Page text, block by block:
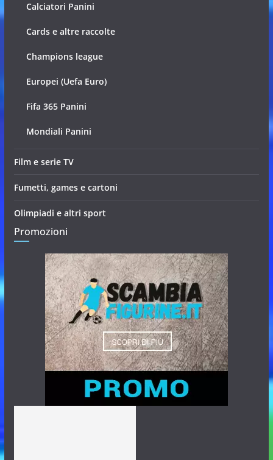
Calciatori Panini
Cards e altre raccolte
Champions league
Europei (Uefa Euro)
Fifa 365 Panini
Mondiali Panini
Film e serie TV
Fumetti, games e cartoni
Olimpiadi e altri sport
Promozioni